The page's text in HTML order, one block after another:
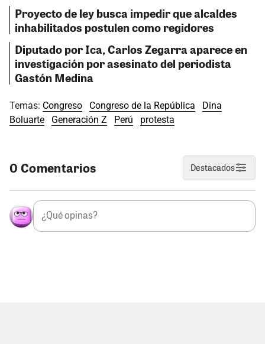
Proyecto de ley busca impedir que alcaldes
inhabilitados postulen como regidores
Diputado por Ica, Carlos Zegarra aparece en
investigación por asesinato del periodista
Gastón Medina
Temas: Congreso Congreso de la República
Dina
Boluarte
Generación Z Perú protesta
0 Comentarios Destacados